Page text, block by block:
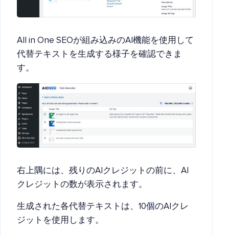
All in One SEOが組み込みのAI機能を使用して
代替テキストを生成する様子を確認できま
す。
右上隅には、残りのAIクレジットの前に、AI
クレジットの数が表示されます。
生成された各代替テキストは、10個のAIクレ
ジットを使用します。